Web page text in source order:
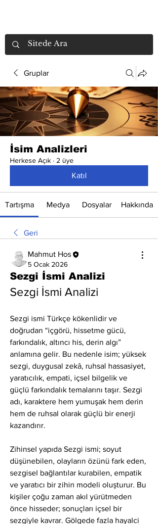
Gruplar
İsim Analizleri
Herkese Açık · 2 üye
Katıl
Tartışma Medya Dosyalar Hakkında
Geri
Mahmut Hos
5 Ocak 2026
Sezgi İsmi Analizi
Sezgi İsmi Analizi
Sezgi ismi Türkçe kökenlidir ve
doğrudan “içgörü, hissetme gücü,
farkındalık, altıncı his, derin algı”
anlamına gelir. Bu nedenle isim; yüksek
sezgi, duygusal zekâ, ruhsal hassasiyet,
yaratıcılık, empati, içsel bilgelik ve
güçlü farkındalık temalarını taşır. Sezgi
adı, karaktere hem yumuşak hem derin
hem de ruhsal olarak güçlü bir enerji
kazandırır.
Zihinsel yapıda Sezgi ismi; soyut
düşünebilen, olayların özünü fark eden,
sezgisel bağlantılar kurabilen, empatik
ve yaratıcı bir zihin modeli oluşturur. Bu
kişiler çoğu zaman akıl yürütmeden
önce hisseder; sonuçları içsel bir
sezgiyle kavrar. Gölgede fazla hayalci